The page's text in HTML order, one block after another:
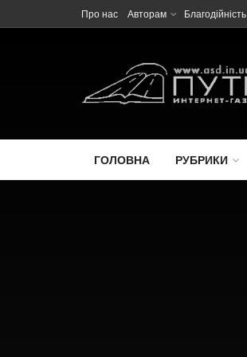
Про нас Авторам Благодійність
ГОЛОВНА РУБРИКИ